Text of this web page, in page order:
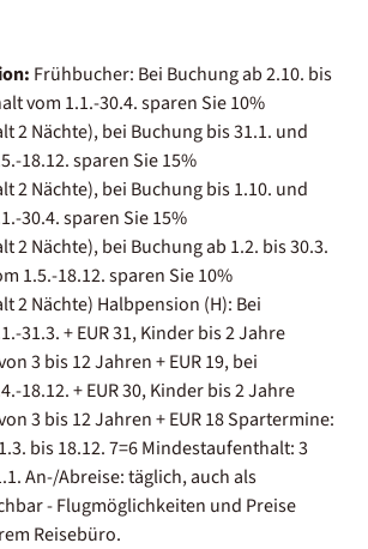
Frühbucher: Bei Buchung ab 2.10. bis
vom 1.1.-30.4. sparen Sie 10%
2 Nächte), bei Buchung bis 31.1. und
18.12. sparen Sie 15%
2 Nächte), bei Buchung bis 1.10. und
30.4. sparen Sie 15%
2 Nächte), bei Buchung ab 1.2. bis 30.3.
1.5.-18.12. sparen Sie 10%
2 Nächte) Halbpension (H): Bei
31.3. + EUR 31, Kinder bis 2 Jahre
3 bis 12 Jahren + EUR 19, bei
18.12. + EUR 30, Kinder bis 2 Jahre
3 bis 12 Jahren + EUR 18 Spartermine:
bis 18.12. 7=6 Mindestaufenthalt: 3
An-/Abreise: täglich, auch als
- Flugmöglichkeiten und Preise
Reisebüro.